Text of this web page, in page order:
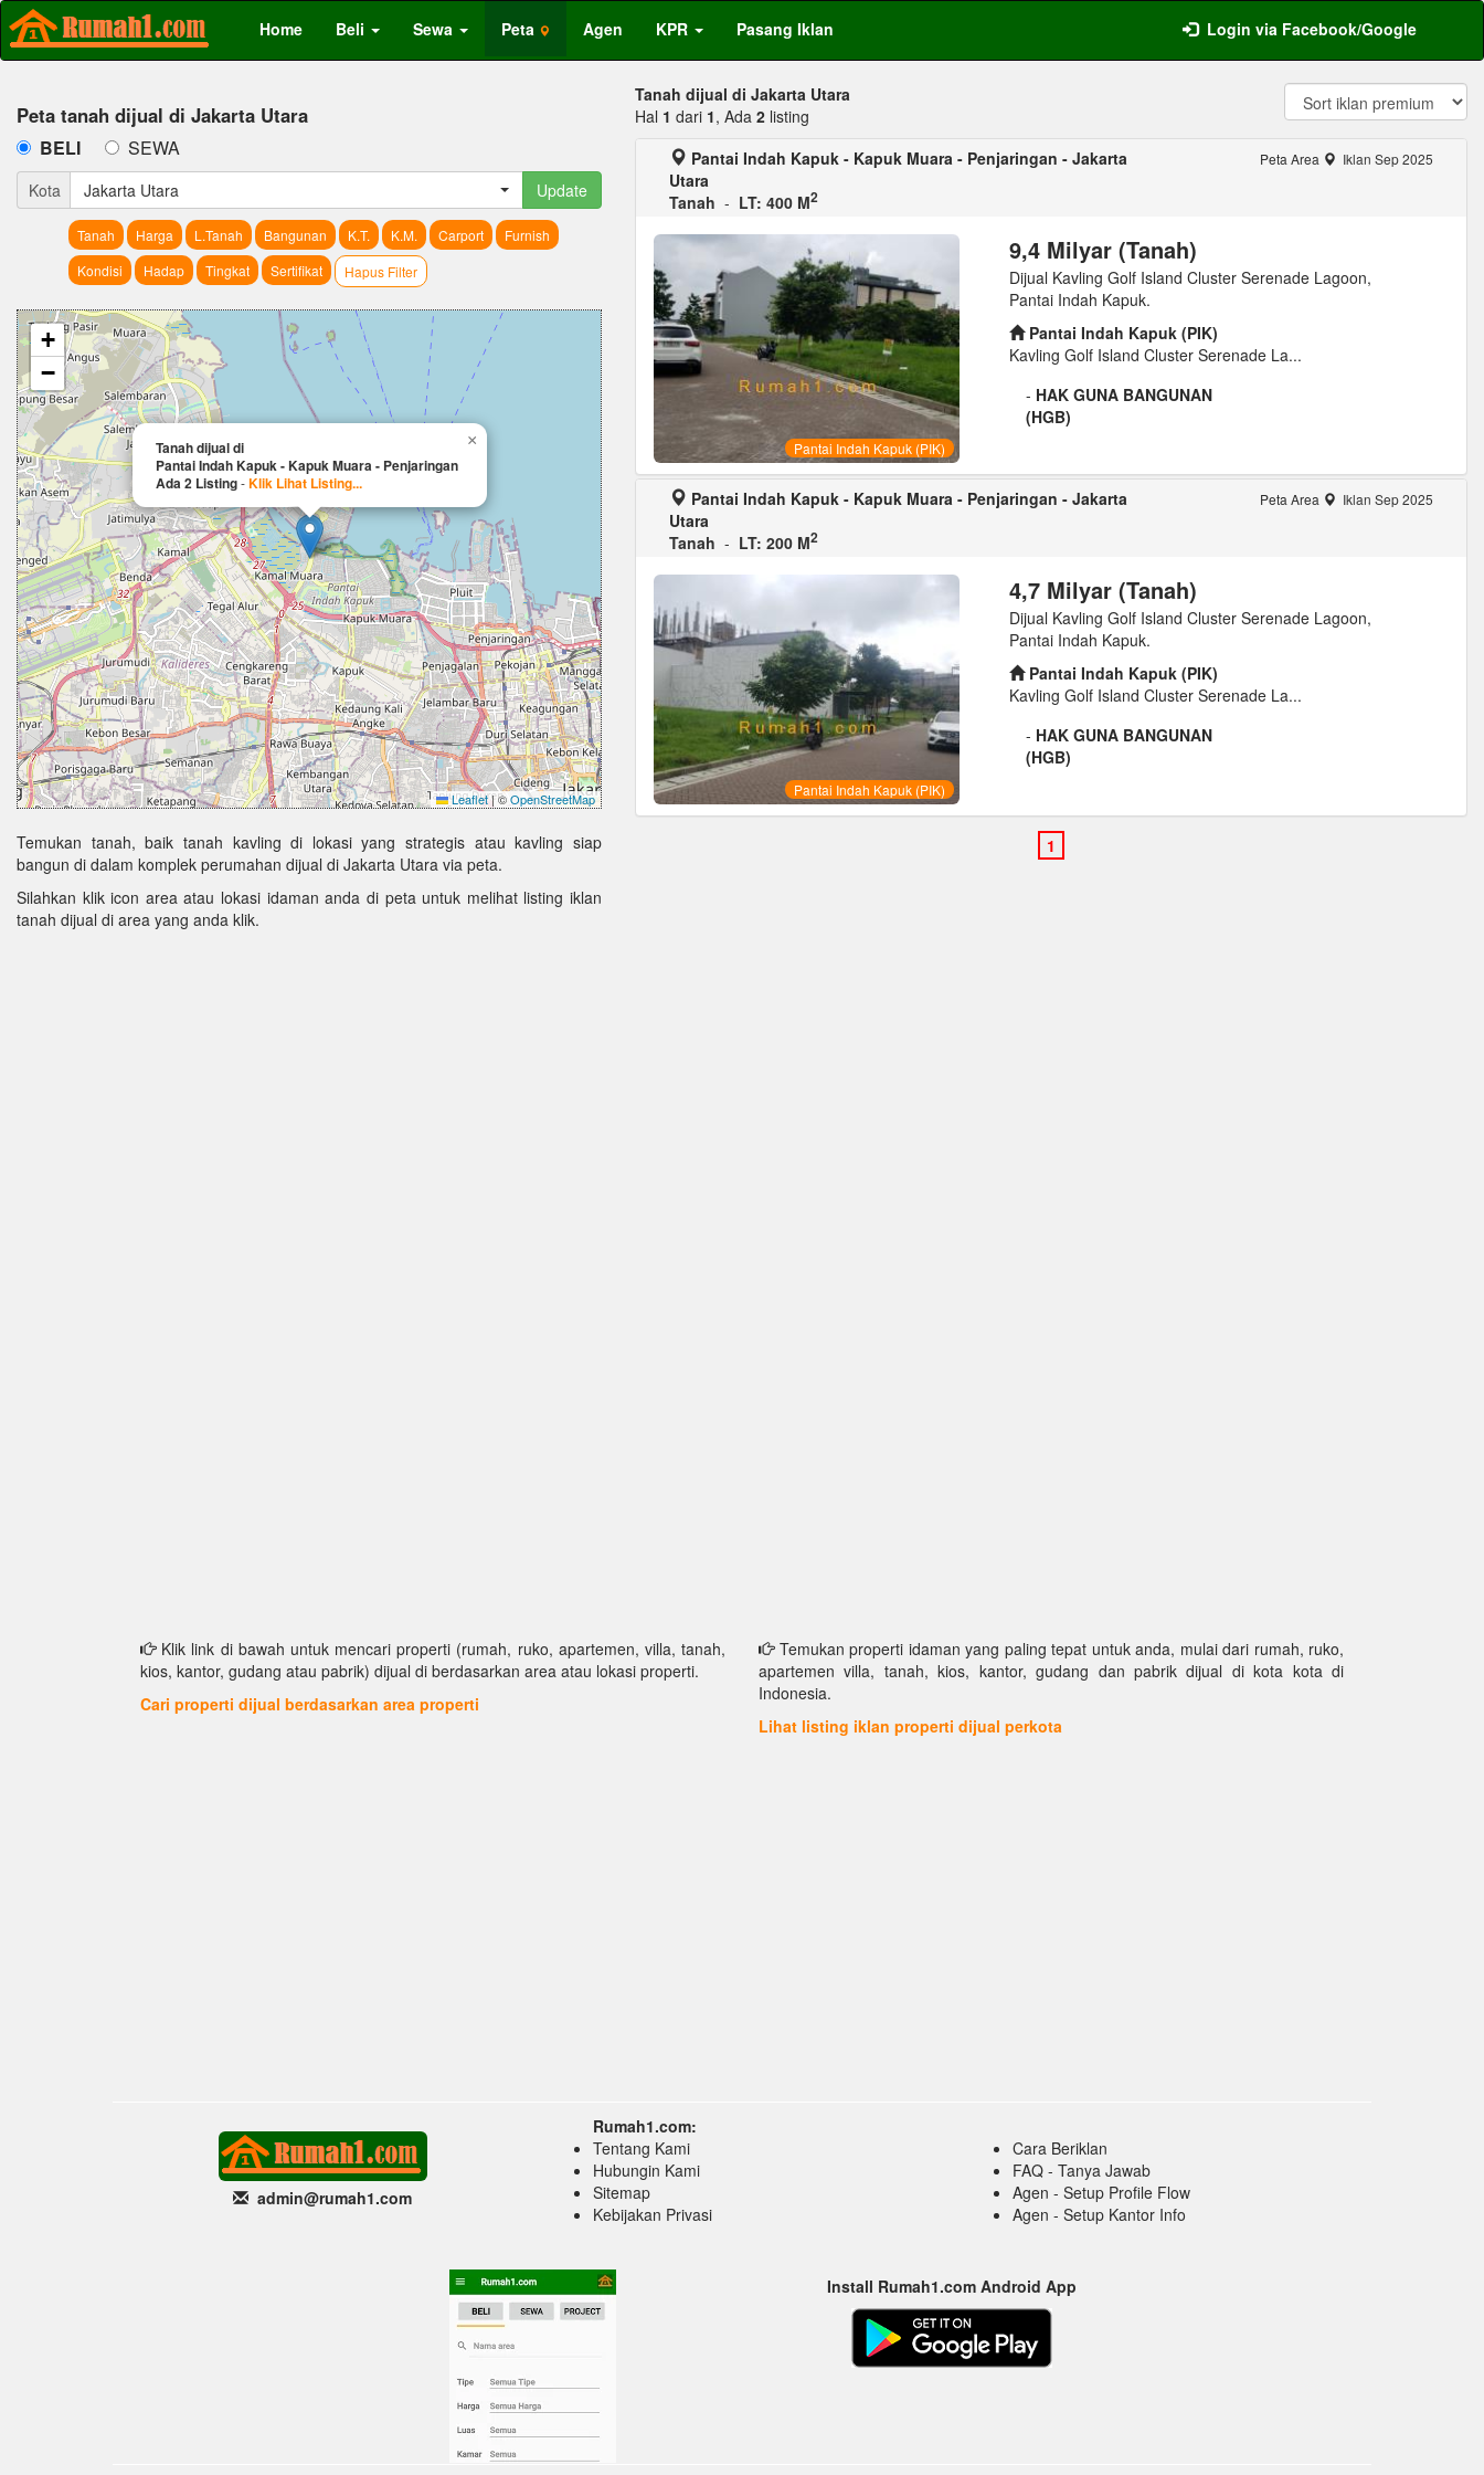
Home Beli Sewa Peta Agen KPR Pasang Iklan Login via Facebook/Google
Peta tanah dijual di Jakarta Utara
BELI SEWA
Kota Jakarta Utara Update
Tanah Harga L.Tanah Bangunan K.T. K.M. Carport
Furnish
Kondisi
Hadap Tingkat Sertifikat Hapus Filter
Tanah dijual di
Pantai Indah Kapuk - Kapuk Muara - Penjaringan
Ada 2 Listing-Klik Lihat Listing...
×
+
−
Leaflet|©OpenStreetMap
Temukan tanah, baik tanah kavling di lokasi yang strategis atau kavling siap
bangun di dalam komplek perumahan dijual di Jakarta Utara via peta.
Silahkan klik icon area atau lokasi idaman anda di peta untuk melihat listing iklan
tanah dijual di area yang anda klik.
Tanah dijual di Jakarta Utara
Hal 1 dari 1, Ada 2 listing
Pantai Indah Kapuk - Kapuk Muara - Penjaringan - Jakarta
Utara
Tanah - LT: 400 M2
Peta Area Iklan Sep 2025
Pantai Indah Kapuk (PIK)
9,4 Milyar (Tanah)
Dijual Kavling Golf Island Cluster Serenade Lagoon,
Pantai Indah Kapuk.
Pantai Indah Kapuk (PIK)
Kavling Golf Island Cluster Serenade La...
- HAK GUNA BANGUNAN
(HGB)
Pantai Indah Kapuk - Kapuk Muara - Penjaringan - Jakarta
Utara
Tanah - LT: 200 M2
Peta Area Iklan Sep 2025
Pantai Indah Kapuk (PIK)
4,7 Milyar (Tanah)
Dijual Kavling Golf Island Cluster Serenade Lagoon,
Pantai Indah Kapuk.
Pantai Indah Kapuk (PIK)
Kavling Golf Island Cluster Serenade La...
- HAK GUNA BANGUNAN
(HGB)
Klik link di bawah untuk mencari properti (rumah, ruko, apartemen, villa, tanah,
kios, kantor, gudang atau pabrik) dijual di berdasarkan area atau lokasi properti.
Cari properti dijual berdasarkan area properti
Temukan properti idaman yang paling tepat untuk anda, mulai dari rumah, ruko,
apartemen villa, tanah, kios, kantor, gudang dan pabrik dijual di kota kota di
Indonesia.
Lihat listing iklan properti dijual perkota
admin@rumah1.com
Rumah1.com:
Tentang Kami
Hubungin Kami
Sitemap
Kebijakan Privasi
Cara Beriklan
FAQ - Tanya Jawab
Agen - Setup Profile Flow
Agen - Setup Kantor Info
Install Rumah1.com Android App